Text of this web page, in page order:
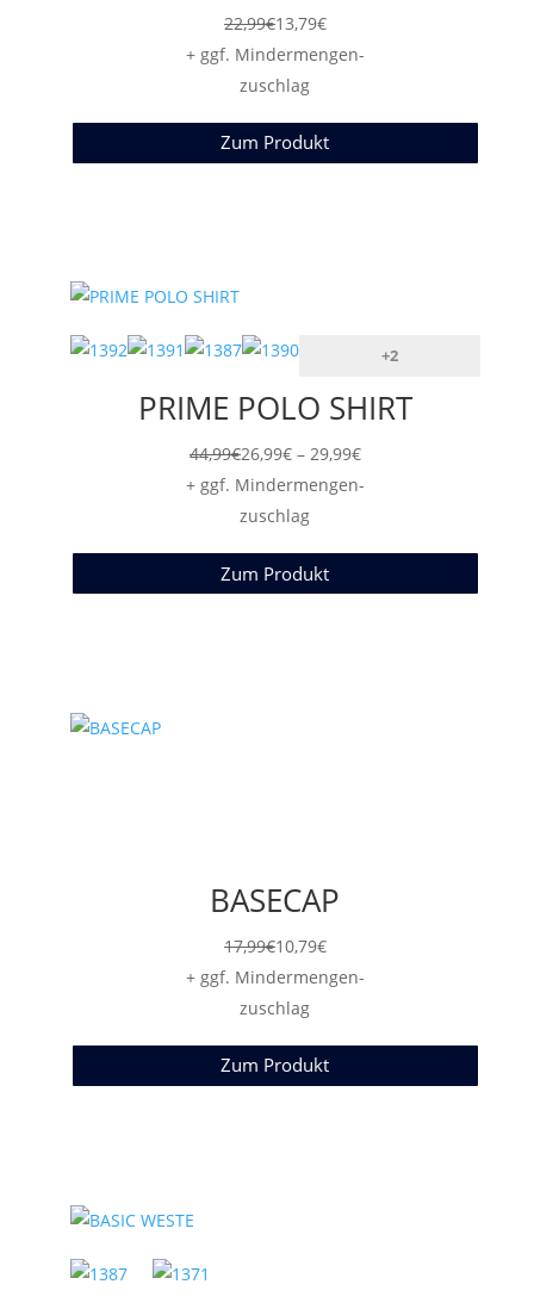
22,99€13,79€
+ ggf. Mindermengen-
zuschlag
Zum Produkt
+2
PRIME POLO SHIRT
44,99€26,99€ – 29,99€Preisspanne:
26,99€
+ ggf. Mindermengen-
zuschlag
Zum Produkt
BASECAP
17,99€10,79€
+ ggf. Mindermengen-
zuschlag
Zum Produkt